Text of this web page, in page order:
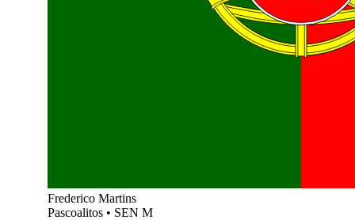
Frederico Martins
Pascoalitos • SEN M